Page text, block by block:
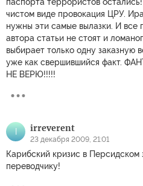
паспорта террористов
чистом виде провокация ЦРУ.
нужны эти самые вылазки. И все
автора статьи не стоят и
выбирает только одну заказную
уже как свершившийся факт.
НЕ ВЕРЮ!!!!!
I irreverent
23 декабря 2009, 21:01
Карибский кризис в Персидском
переводчику!